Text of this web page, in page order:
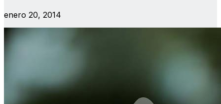
enero 20, 2014